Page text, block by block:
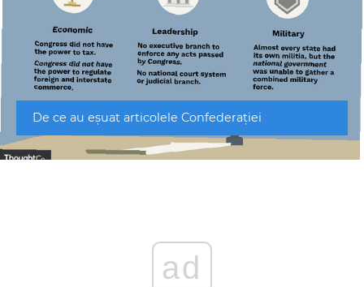
De ce au eșuat articolele Confederației
ad